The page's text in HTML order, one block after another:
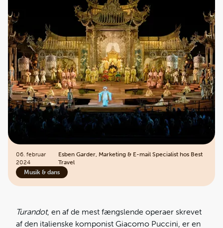
06. februar
2024
Esben Garder, Marketing & E-mail Specialist hos Best
Travel
Musik & dans
Turandot, en af de mest fængslende operaer skrevet
af den italienske komponist Giacomo Puccini, er en